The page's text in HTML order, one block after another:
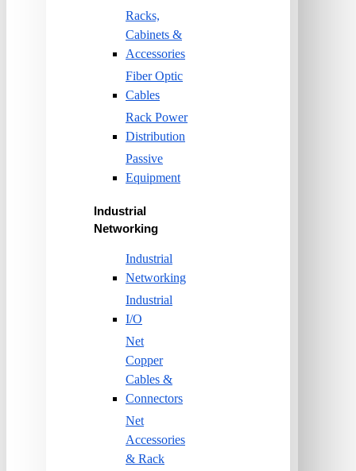
Racks,
Cabinets &
Accessories
Fiber Optic
Cables
Rack Power
Distribution
Passive
Equipment
Industrial
Networking
Industrial
Networking
Industrial
I/O
Net
Copper
Cables &
Connectors
Net
Accessories
& Rack